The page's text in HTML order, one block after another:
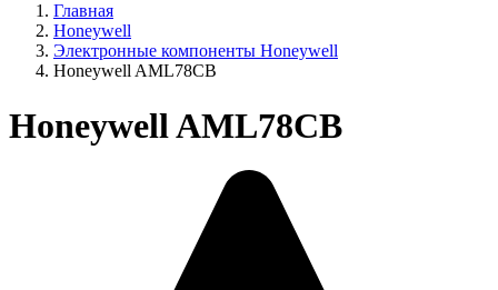
Главная
Honeywell
Электронные компоненты Honeywell
Honeywell AML78CB
Honeywell AML78CB